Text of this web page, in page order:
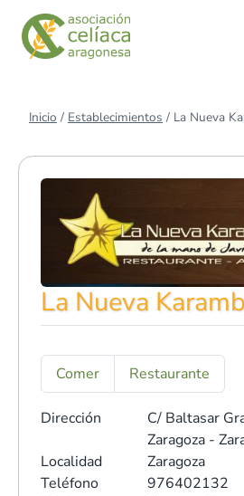
Saltar
contenido
Inicio / Establecimientos / La Nueva
La Nueva
Comer Restaurante
Dirección
C/ Baltasar
Zaragoza -
Localidad
Zaragoza
Teléfono
976402132